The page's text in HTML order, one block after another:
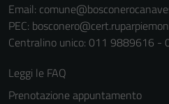
Email:
PEC:
Centralino unico: 011 9889616 -
Leggi le FAQ
Prenotazione appuntamento